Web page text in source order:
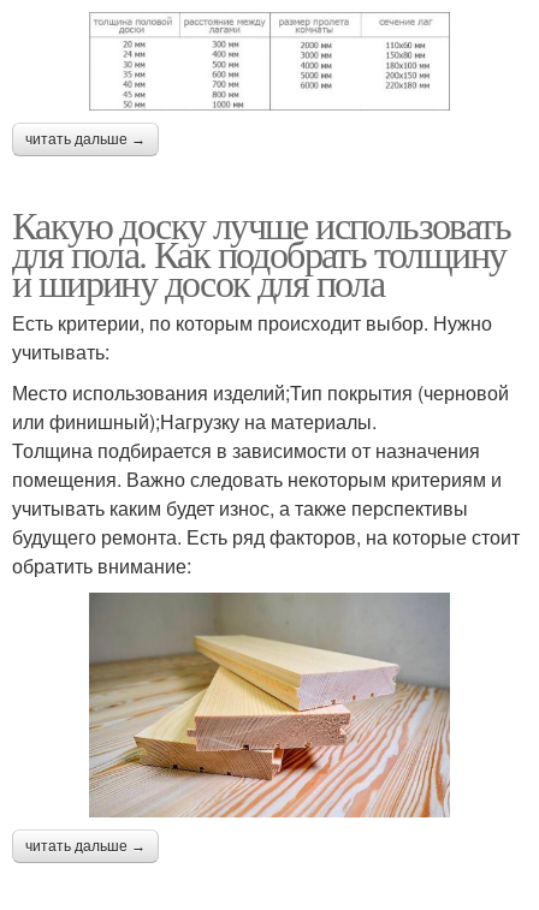
читать дальше →
Какую доску лучше использовать
для пола. Как подобрать толщину
и ширину досок для пола
Есть критерии, по которым происходит выбор. Нужно
учитывать:
Место использования изделий;Тип покрытия (черновой
или финишный);Нагрузку на материалы.
Толщина подбирается в зависимости от назначения
помещения. Важно следовать некоторым критериям и
учитывать каким будет износ, а также перспективы
будущего ремонта. Есть ряд факторов, на которые стоит
обратить внимание:
читать дальше →